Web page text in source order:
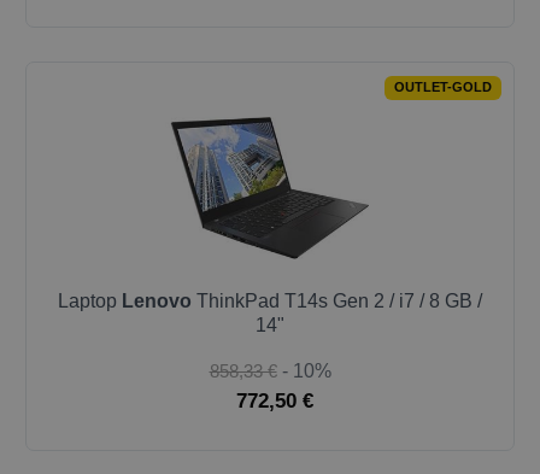
OUTLET-GOLD
Laptop Lenovo ThinkPad T14s Gen 2 / i7 / 8 GB /
14"
858,33 € - 10%
772,50 €